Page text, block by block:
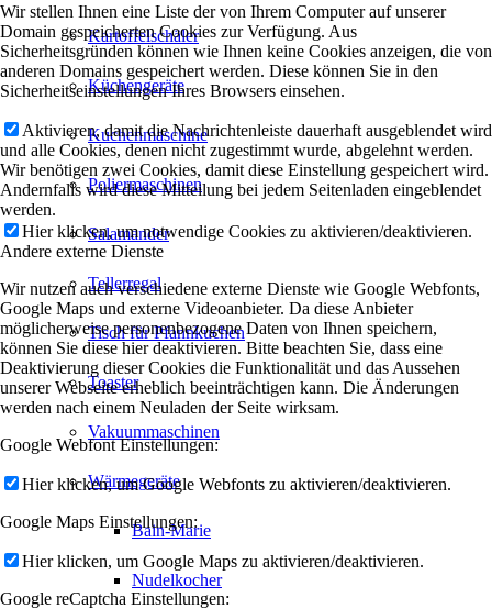
Kartoffelschäler
Küchengeräte
Kuchenmaschine
Poliermaschinen
Salamander
Tellerregal
Tisch für Pfannkuchen
Toaster
Vakuummaschinen
Wärmegeräte
Bain-Marie
Nudelkocher
Wir stellen Ihnen eine Liste der von Ihrem Computer auf unserer
Domain gespeicherten Cookies zur Verfügung. Aus
Sicherheitsgründen können wie Ihnen keine Cookies anzeigen, die von
anderen Domains gespeichert werden. Diese können Sie in den
Sicherheitseinstellungen Ihres Browsers einsehen.
Aktivieren, damit die Nachrichtenleiste dauerhaft ausgeblendet wird
und alle Cookies, denen nicht zugestimmt wurde, abgelehnt werden.
Wir benötigen zwei Cookies, damit diese Einstellung gespeichert wird.
Andernfalls wird diese Mitteilung bei jedem Seitenladen eingeblendet
werden.
Hier klicken, um notwendige Cookies zu aktivieren/deaktivieren.
Andere externe Dienste
Wir nutzen auch verschiedene externe Dienste wie Google Webfonts,
Google Maps und externe Videoanbieter. Da diese Anbieter
möglicherweise personenbezogene Daten von Ihnen speichern,
können Sie diese hier deaktivieren. Bitte beachten Sie, dass eine
Deaktivierung dieser Cookies die Funktionalität und das Aussehen
unserer Webseite erheblich beeinträchtigen kann. Die Änderungen
werden nach einem Neuladen der Seite wirksam.
Google Webfont Einstellungen:
Hier klicken, um Google Webfonts zu aktivieren/deaktivieren.
Google Maps Einstellungen:
Hier klicken, um Google Maps zu aktivieren/deaktivieren.
Google reCaptcha Einstellungen: